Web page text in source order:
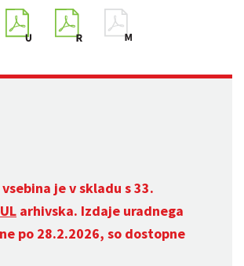
je v skladu s 33.
arhivska. Izdaje uradnega
po 28.2.2026, so dostopne